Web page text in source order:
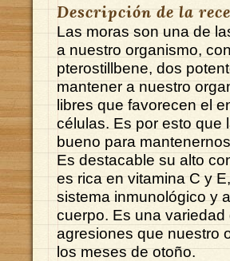
Descripción de la
Las moras son una de
a nuestro organismo,
pterostillbene, dos
mantener a nuestro
libres que favorecen el
células. Es por esto que
bueno para
Es destacable su alto
es rica en vitamina C y
sistema inmunológico y
cuerpo. Es una
agresiones que nuestro
los meses de otoño.